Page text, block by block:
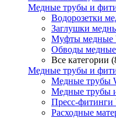
Медные трубы и
Водорозетки
Заглушки
Муфты медные
Обводы медные
Все категории
Медные трубы и
Медные трубы
Медные трубы
Пресс-фитинги
Расходные